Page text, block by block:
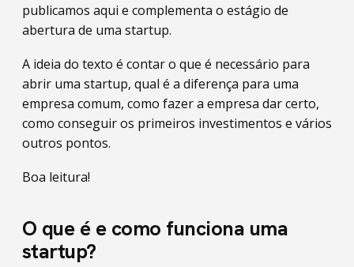
publicamos aqui e complementa o estágio de
abertura de uma startup.
A ideia do texto é contar o que é necessário para
abrir uma startup, qual é a diferença para uma
empresa comum, como fazer a empresa dar certo,
como conseguir os primeiros investimentos e vários
outros pontos.
Boa leitura!
O que é e como funciona uma
startup?